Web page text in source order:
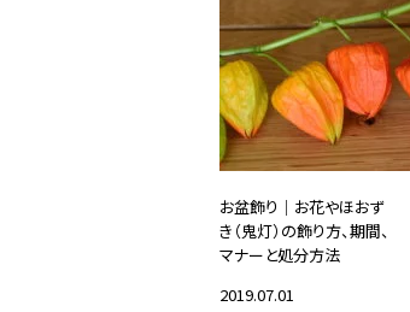
お盆飾り｜お花やほおず
き（鬼灯）の飾り方、期間、
マナーと処分方法
2019.07.01